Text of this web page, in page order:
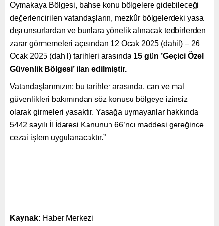
Oymakaya Bölgesi, bahse konu bölgelere gidebileceği
değerlendirilen vatandaşların, mezkûr bölgelerdeki yasa
dışı unsurlardan ve bunlara yönelik alınacak tedbirlerden
zarar görmemeleri açısından 12 Ocak 2025 (dahil) – 26
Ocak 2025 (dahil) tarihleri arasında 15 gün ’Geçici Özel
Güvenlik Bölgesi’ ilan edilmiştir.
Vatandaşlarımızın; bu tarihler arasında, can ve mal
güvenlikleri bakımından söz konusu bölgeye izinsiz
olarak girmeleri yasaktır. Yasağa uymayanlar hakkında
5442 sayılı İl İdaresi Kanunun 66’ncı maddesi gereğince
cezai işlem uygulanacaktır.”
Kaynak: Haber Merkezi